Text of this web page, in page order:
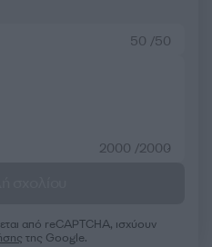
50 /50
2000 /2000
από reCAPTCHA, ισχύουν
της Google.